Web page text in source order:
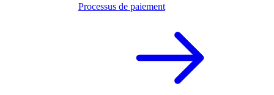
Processus de paiement